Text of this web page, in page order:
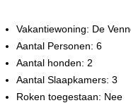
Vakantiewoning: De
Aantal Personen: 6
Aantal honden: 2
Aantal Slaapkamers: 3
Roken toegestaan: Nee